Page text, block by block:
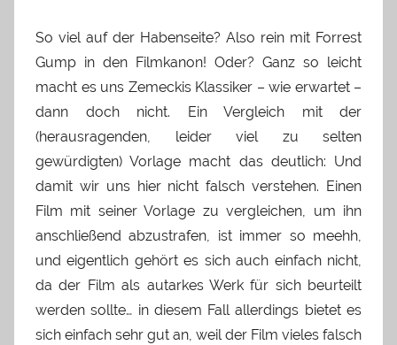
So viel auf der Habenseite? Also rein mit Forrest
Gump in den Filmkanon! Oder? Ganz so leicht
macht es uns Zemeckis Klassiker – wie erwartet –
dann doch nicht. Ein Vergleich mit der
(herausragenden, leider viel zu selten
gewürdigten) Vorlage macht das deutlich: Und
damit wir uns hier nicht falsch verstehen. Einen
Film mit seiner Vorlage zu vergleichen, um ihn
anschließend abzustrafen, ist immer so meehh,
und eigentlich gehört es sich auch einfach nicht,
da der Film als autarkes Werk für sich beurteilt
werden sollte… in diesem Fall allerdings bietet es
sich einfach sehr gut an, weil der Film vieles falsch